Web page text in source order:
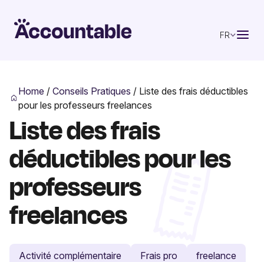
FR
Home /Conseils Pratiques / Liste des frais déductibles
pour les professeurs freelances
Liste des frais
déductibles pour les
professeurs
freelances
Activité complémentaire Frais pro
freelance